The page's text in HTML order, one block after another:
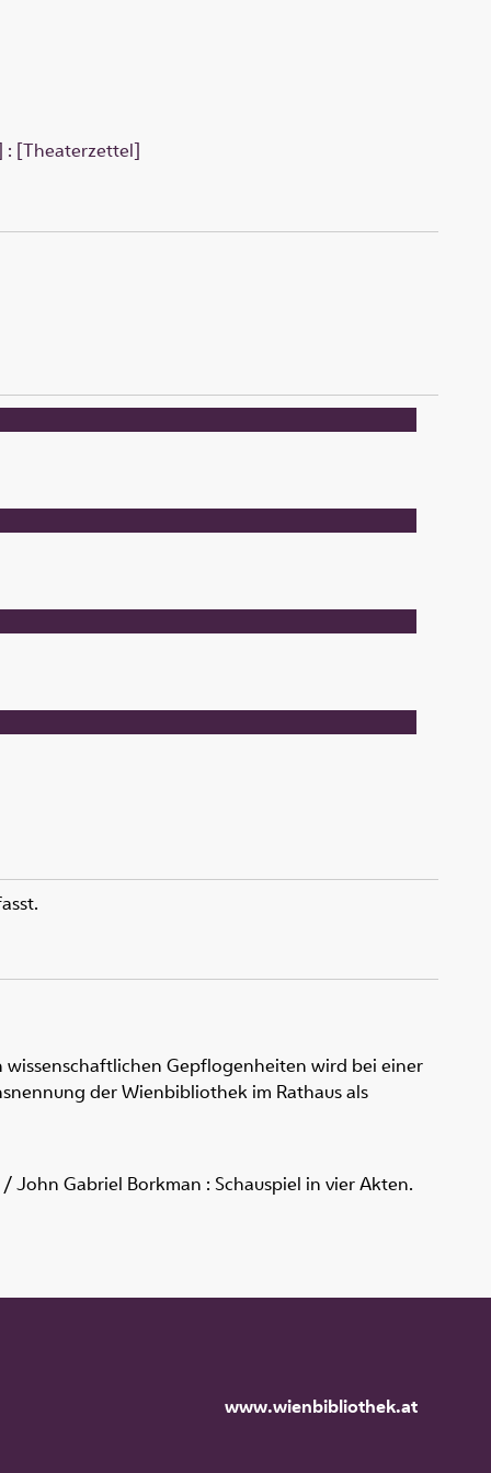
: [Theaterzettel]
Gepflogenheiten wird bei einer
der Wienbibliothek im Rathaus als
Gabriel Borkman : Schauspiel in vier Akten.
www.wienbibliothek.at